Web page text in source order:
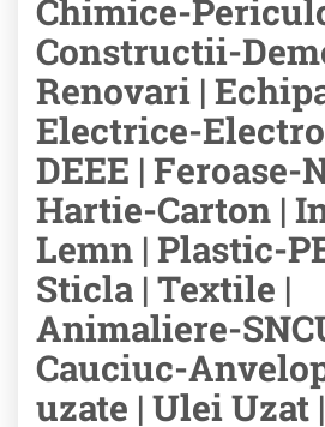
Chimice-
Constructii-
Renovari |
Electrice-
DEEE | Feroase-
Hartie-Carton |
Lemn | Plastic-
Sticla | Textile |
Animaliere-
Cauciuc-
uzate | Ulei Uzat |